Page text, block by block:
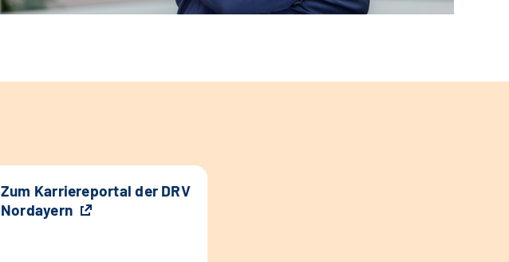
Zum Karriereportal der DRV
Nordayern